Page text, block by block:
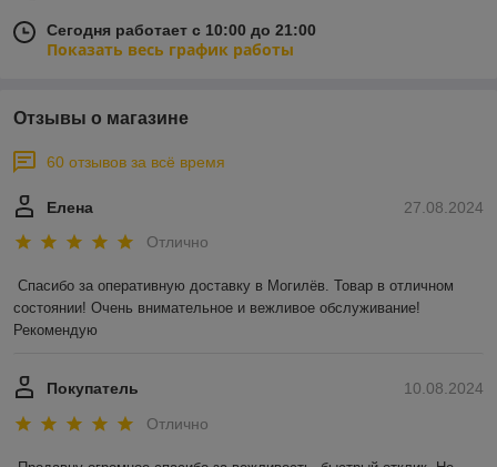
Сегодня работает с 10:00 до 21:00
Показать весь график работы
Отзывы о магазине
60 отзывов за всё время
27.08.2024
Елена
Отлично
Спасибо за оперативную доставку в Могилёв. Товар в отличном
состоянии! Очень внимательное и вежливое обслуживание!
Рекомендую
10.08.2024
Покупатель
Отлично